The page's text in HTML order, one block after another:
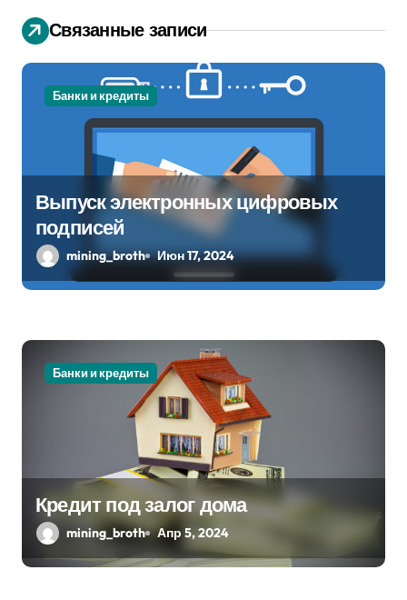
и
я
п
с
Связанные записи
Банки и кредиты
Выпуск электронных цифровых
подписей
mining_broth Июн 17, 2024
Банки и кредиты
Кредит под залог дома
mining_broth Апр 5, 2024